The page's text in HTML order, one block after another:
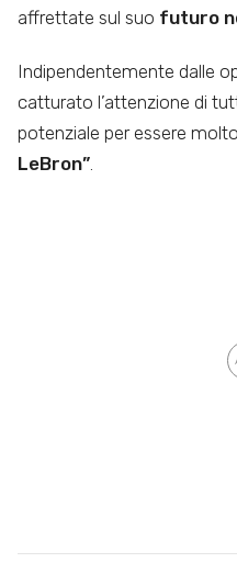
affrettate sul suo futuro
Indipendentemente dalle
catturato l’attenzione di
potenziale per essere
LeBron”.